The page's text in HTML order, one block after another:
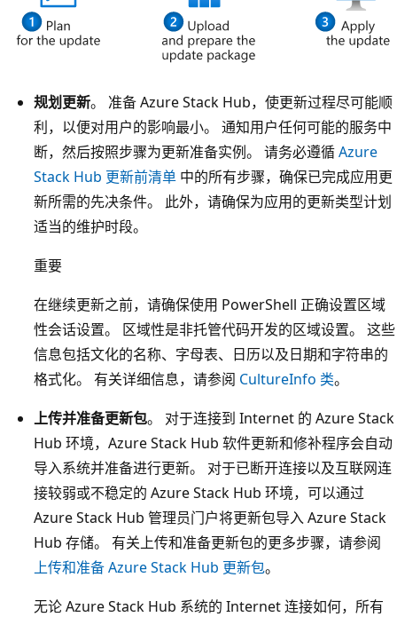
规划更新。 准备 Azure Stack Hub，使更新过程尽可能顺
利，以便对用户的影响最小。 通知用户任何可能的服务中
断，然后按照步骤为更新准备实例。 请务必遵循Azure
Stack Hub 更新前清单 中的所有步骤，确保已完成应用更
新所需的先决条件。 此外，请确保为应用的更新类型计划
适当的维护时段。
重要
在继续更新之前，请确保使用 PowerShell 正确设置区域
性会话设置。 区域性是非托管代码开发的区域设置。 这些
信息包括文化的名称、字母表、日历以及日期和字符串的
格式化。 有关详细信息，请参阅 CultureInfo 类。
上传并准备更新包。 对于连接到 Internet 的 Azure Stack
Hub 环境，Azure Stack Hub 软件更新和修补程序会自动
导入系统并准备进行更新。 对于已断开连接以及互联网连
接较弱或不稳定的 Azure Stack Hub 环境，可以通过
Azure Stack Hub 管理员门户将更新包导入 Azure Stack
Hub 存储。 有关上传和准备更新包的更多步骤，请参阅
上传和准备 Azure Stack Hub 更新包。
无论 Azure Stack Hub 系统的 Internet 连接如何，所有